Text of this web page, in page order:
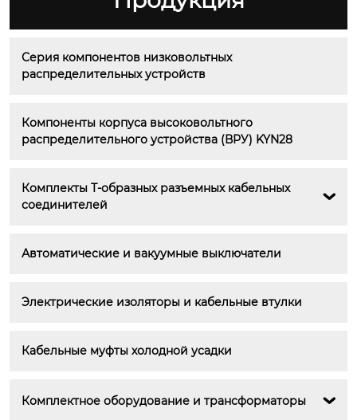
Серия компонентов низковольтных
распределительных устройств
Компоненты корпуса высоковольтного
распределительного устройства (ВРУ) KYN28
Комплекты Т-образных разъемных кабельных
соединителей

Автоматические и вакуумные выключатели
Электрические изоляторы и кабельные втулки
Кабельные муфты холодной усадки
Комплектное оборудование и трансформаторы 